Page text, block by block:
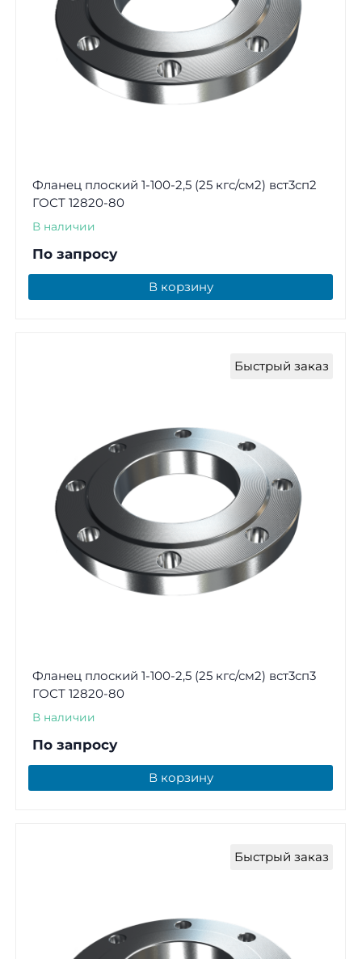
Фланец плоский 1-100-2,5 (25 кгс/см2) вст3сп2
ГОСТ 12820-80
В наличии
По запросу
В корзину
Быстрый заказ
Фланец плоский 1-100-2,5 (25 кгс/см2) вст3сп3
ГОСТ 12820-80
В наличии
По запросу
В корзину
Быстрый заказ